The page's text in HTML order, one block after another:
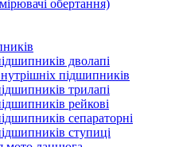
обертання)
дволапі
підшипників
трилапі
рейкові
сепараторні
ступиці